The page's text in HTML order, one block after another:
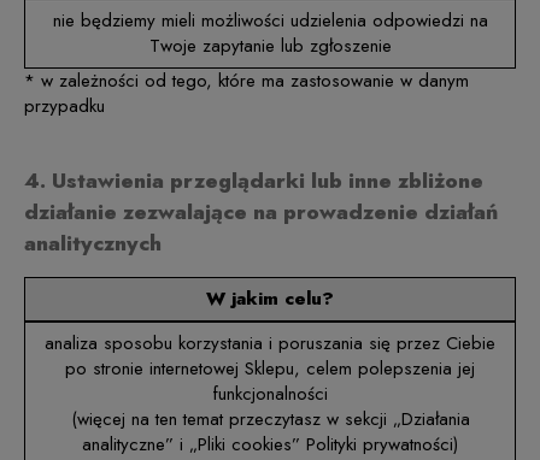
nie będziemy mieli możliwości udzielenia odpowiedzi na
Twoje zapytanie lub zgłoszenie
* w zależności od tego, które ma zastosowanie w danym
przypadku
4. Ustawienia przeglądarki lub inne zbliżone
działanie zezwalające na prowadzenie działań
analitycznych
W jakim celu?
analiza sposobu korzystania i poruszania się przez Ciebie
po stronie internetowej Sklepu, celem polepszenia jej
funkcjonalności
(więcej na ten temat przeczytasz w sekcji „Działania
analityczne” i „Pliki cookies” Polityki prywatności)